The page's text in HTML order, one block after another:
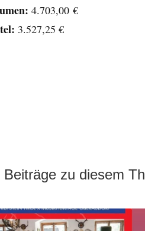
4.703,00 €
3.527,25 €
Beiträge zu diesem